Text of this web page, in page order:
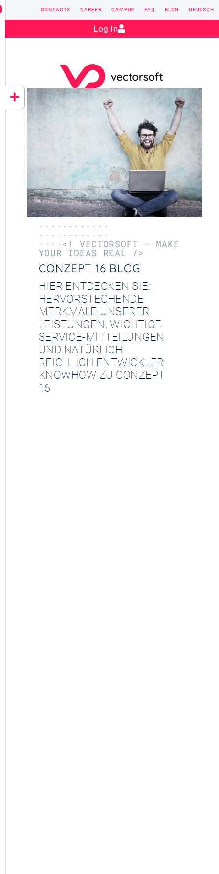
CONZEPT 16
YEET
Contact: sales@vectorsoft.de
CONTACTS CAREER CAMPUS FAQ BLOG DEUTSCH
Log In
············
············
····<! VECTORSOFT – MAKE
YOUR IDEAS REAL />
CONZEPT 16 BLOG
HIER ENTDECKEN SIE:
HERVORSTECHENDE
MERKMALE UNSERER
LEISTUNGEN, WICHTIGE
SERVICE-MITTEILUNGEN
UND NATÜRLICH
REICHLICH ENTWICKLER-
KNOWHOW ZU CONZEPT
16